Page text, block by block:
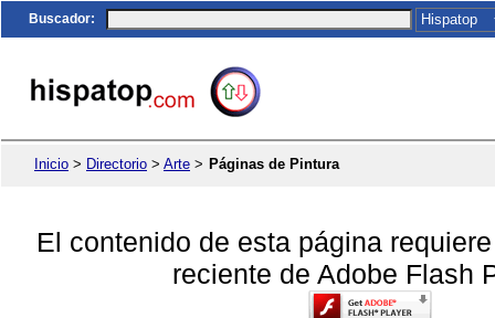
Buscador:
Inicio > Directorio > Arte > Páginas de Pintura
El contenido de esta página
reciente de Adobe Flash